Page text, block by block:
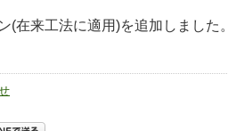
(在来工法に適用)を追加しました。